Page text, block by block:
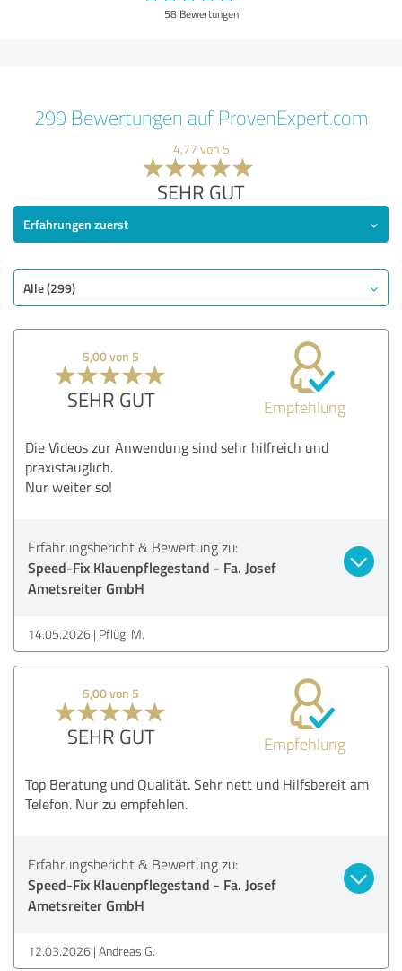
58 Bewertungen
299 Bewertungen auf ProvenExpert.com
4,77 von 5
SEHR GUT
Erfahrungen zuerst
Alle (299)
5,00 von 5
SEHR GUT Empfehlung
Die Videos zur Anwendung sind sehr hilfreich und
praxistauglich.
Nur weiter so!
Erfahrungsbericht & Bewertung zu:
Speed-Fix Klauenpflegestand - Fa. Josef
Ametsreiter GmbH
14.05.2026 Pflügl M.
5,00 von 5
SEHR GUT Empfehlung
Top Beratung und Qualität. Sehr nett und Hilfsbereit am
Telefon. Nur zu empfehlen.
Erfahrungsbericht & Bewertung zu:
Speed-Fix Klauenpflegestand - Fa. Josef
Ametsreiter GmbH
12.03.2026 Andreas G.